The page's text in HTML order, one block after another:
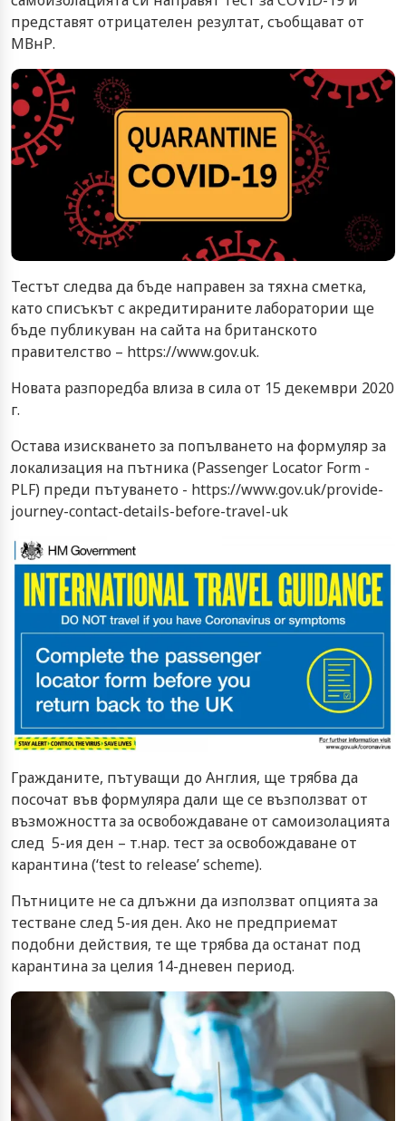
представят отрицателен резултат, съобщават от
МВнР.
Тестът следва да бъде направен за тяхна сметка,
като списъкът с акредитираните лаборатории ще
бъде публикуван на сайта на британското
правителство – https://www.gov.uk.
Новата разпоредба влиза в сила от 15 декември 2020
г.
Остава изискването за попълването на формуляр за
локализация на пътника (Passenger Locator Form -
PLF) преди пътуването - https://www.gov.uk/provide-
journey-contact-details-before-travel-uk
Гражданите, пътуващи до Англия, ще трябва да
посочат във формуляра дали ще се възползват от
възможността за освобождаване от самоизолацията
след 5-ия ден – т.нар. тест за освобождаване от
карантина (‘test to release’ scheme).
Пътниците не са длъжни да използват опцията за
тестване след 5-ия ден. Ако не предприемат
подобни действия, те ще трябва да останат под
карантина за целия 14-дневен период.